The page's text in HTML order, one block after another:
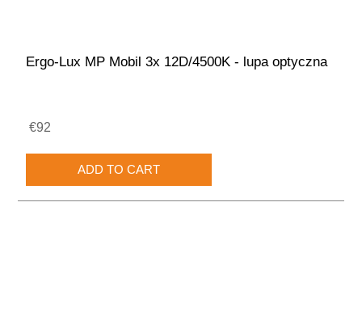
Ergo-Lux MP Mobil 3x 12D/4500K - lupa optyczna
€92